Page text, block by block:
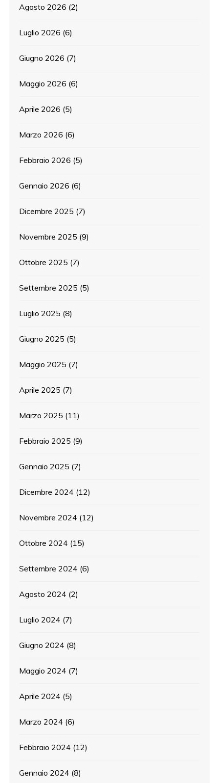
Agosto 2026 (2)
Luglio 2026 (6)
Giugno 2026 (7)
Maggio 2026 (6)
Aprile 2026 (5)
Marzo 2026 (6)
Febbraio 2026 (5)
Gennaio 2026 (6)
Dicembre 2025 (7)
Novembre 2025 (9)
Ottobre 2025 (7)
Settembre 2025 (5)
Luglio 2025 (8)
Giugno 2025 (5)
Maggio 2025 (7)
Aprile 2025 (7)
Marzo 2025 (11)
Febbraio 2025 (9)
Gennaio 2025 (7)
Dicembre 2024 (12)
Novembre 2024 (12)
Ottobre 2024 (15)
Settembre 2024 (6)
Agosto 2024 (2)
Luglio 2024 (7)
Giugno 2024 (8)
Maggio 2024 (7)
Aprile 2024 (5)
Marzo 2024 (6)
Febbraio 2024 (12)
Gennaio 2024 (8)